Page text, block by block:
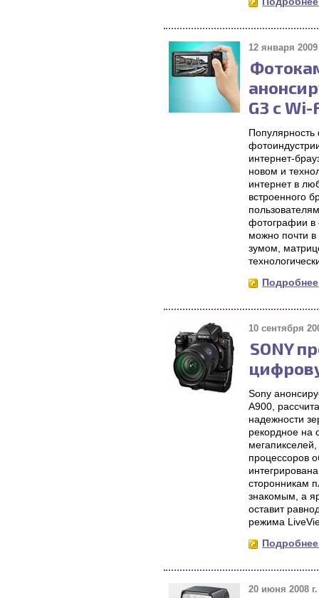
12 января 2009
G3 с
интернет-
новом и
интернет в
встроенного
фотографии в
можно почти
зумом,
10 сентября
SONY
Sony
A900,
надежности
рекордное на
процессоров
сторонникам
знакомым, а
оставит
режима
20 июня 2008 г.